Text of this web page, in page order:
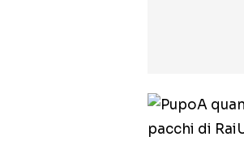
A
pacchi di